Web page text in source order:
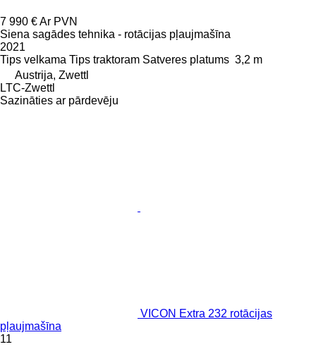
7 990 €Ar PVN
Siena sagādes tehnika - rotācijas pļaujmašīna
2021
Tips velkama Tips traktoram Satveres platums 3,2 m
Austrija, Zwettl
LTC-Zwettl
Sazināties ar pārdevēju
VICON Extra 232 rotācijas
pļaujmašīna
11